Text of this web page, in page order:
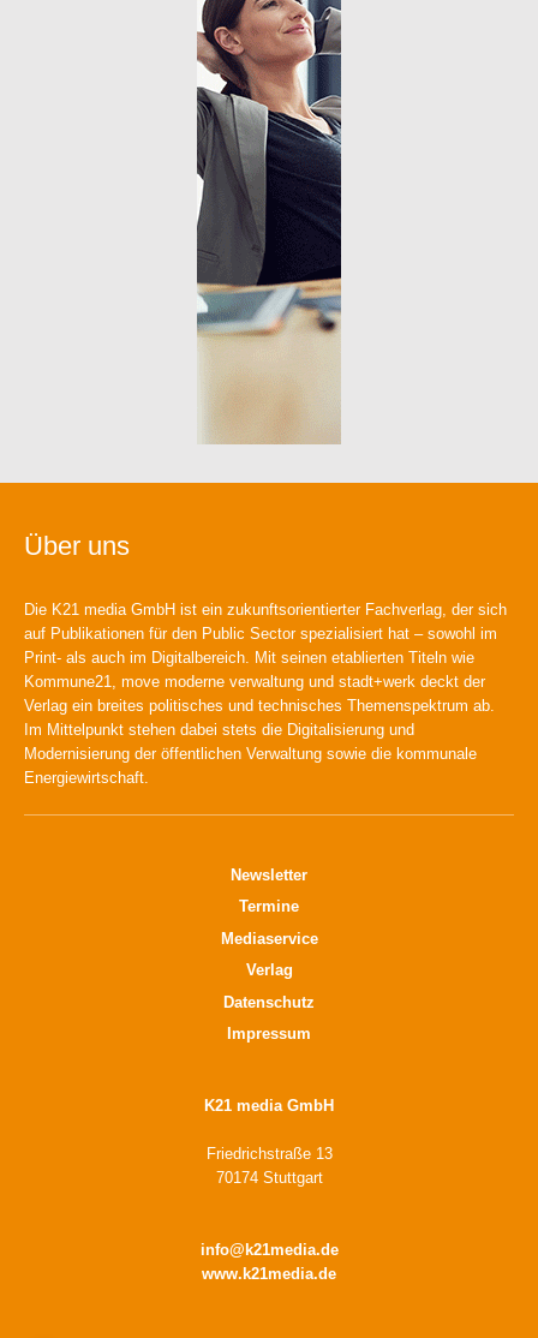
Über uns
Die K21 media GmbH ist ein zukunftsorientierter Fachverlag, der sich
auf Publikationen für den Public Sector spezialisiert hat – sowohl im
Print- als auch im Digitalbereich. Mit seinen etablierten Titeln wie
Kommune21, move moderne verwaltung und stadt+werk deckt der
Verlag ein breites politisches und technisches Themenspektrum ab.
Im Mittelpunkt stehen dabei stets die Digitalisierung und
Modernisierung der öffentlichen Verwaltung sowie die kommunale
Energiewirtschaft.
Newsletter
Termine
Mediaservice
Verlag
Datenschutz
Impressum
K21 media GmbH
Friedrichstraße 13
70174 Stuttgart
info@k21media.de
www.k21media.de